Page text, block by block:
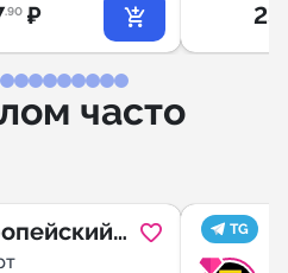
.90 ₽ 23
часто
TG